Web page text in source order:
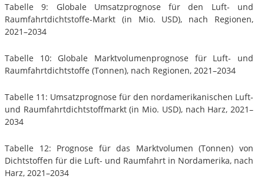
Tabelle 9: Globale Umsatzprognose für den Luft- und
Raumfahrtdichtstoffe-Markt (in Mio. USD), nach Regionen,
2021–2034
Tabelle 10: Globale Marktvolumenprognose für Luft- und
Raumfahrtdichtstoffe (Tonnen), nach Regionen, 2021–2034
Tabelle 11: Umsatzprognose für den nordamerikanischen Luft-
und Raumfahrtdichtstoffmarkt (in Mio. USD), nach Harz, 2021–
2034
Tabelle 12: Prognose für das Marktvolumen (Tonnen) von
Dichtstoffen für die Luft- und Raumfahrt in Nordamerika, nach
Harz, 2021–2034